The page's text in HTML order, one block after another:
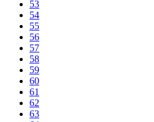
53
54
55
56
57
58
59
60
61
62
63